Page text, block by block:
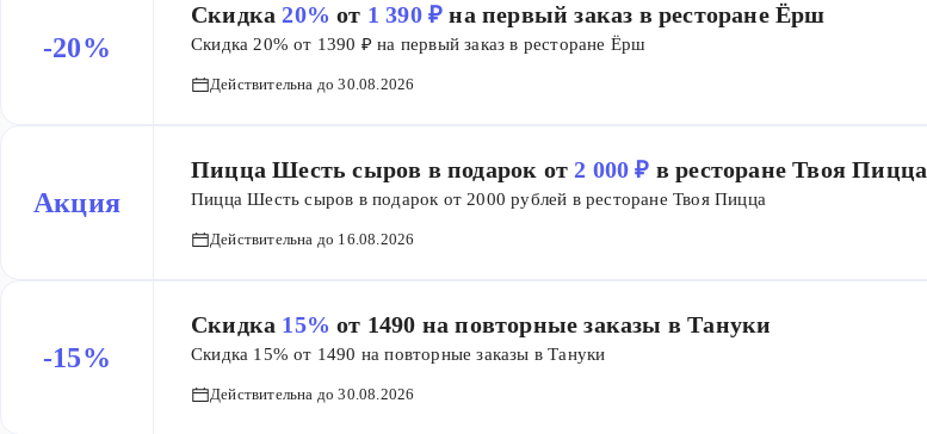
-20%
Скидка 20%от 1 390 ₽на первый заказ в ресторане Ёрш
Скидка 20% от 1390 ₽ на первый заказ в ресторане Ёрш
Действительна до 30.08.2026
Акция
Пицца Шесть сыров в подарок от 2 000 ₽ в ресторане Твоя Пицца
Пицца Шесть сыров в подарок от 2000 рублей в ресторане Твоя Пицца
Действительна до 16.08.2026
-15%
Скидка 15%от 1490 на повторные заказы в Тануки
Скидка 15% от 1490 на повторные заказы в Тануки
Действительна до 30.08.2026